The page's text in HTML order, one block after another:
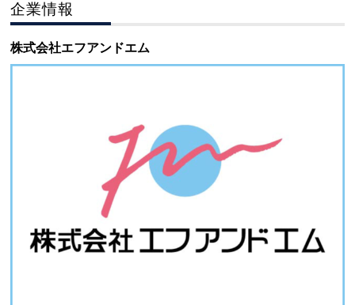
企業情報
株式会社エフアンドエム